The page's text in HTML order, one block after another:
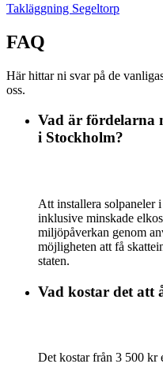
Takläggning Segeltorp
FAQ
Här hittar ni svar på de
oss.
Vad är fördelarna
i Stockholm?
Att installera solpaneler
inklusive minskade
miljöpåverkan genom
möjligheten att få
staten.
Vad kostar det att
Det kostar från 3 500 kr